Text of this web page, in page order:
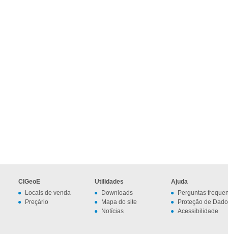
CIGeoE
Locais de venda
Preçário
Utilidades
Downloads
Mapa do site
Notícias
Ajuda
Perguntas
Proteção de
Acessibilidade